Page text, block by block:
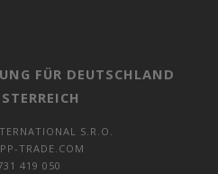
FÜR DEUTSCHLAND
S.R.O.
TRADE.COM
419 050